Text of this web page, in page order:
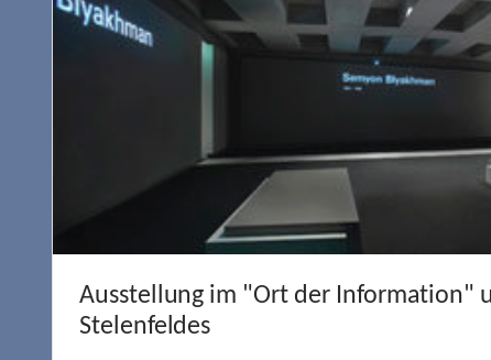
Ausstellung im "Ort der Information"
Stelenfeldes